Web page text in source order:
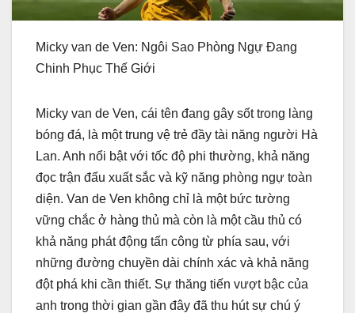
Micky van de Ven: Ngôi Sao Phòng Ngự Đang
Chinh Phục Thế Giới
Micky van de Ven, cái tên đang gây sốt trong làng
bóng đá, là một trung vệ trẻ đầy tài năng người Hà
Lan. Anh nổi bật với tốc độ phi thường, khả năng
đọc trận đấu xuất sắc và kỹ năng phòng ngự toàn
diện. Van de Ven không chỉ là một bức tường
vững chắc ở hàng thủ mà còn là một cầu thủ có
khả năng phát động tấn công từ phía sau, với
những đường chuyền dài chính xác và khả năng
đột phá khi cần thiết. Sự thăng tiến vượt bậc của
anh trong thời gian gần đây đã thu hút sự chú ý